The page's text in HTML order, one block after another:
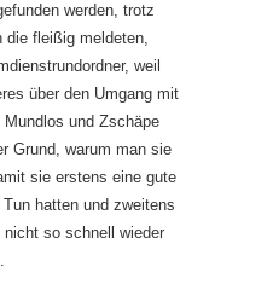
werden, trotz
die fleißig meldeten,
weil
über den Umgang mit
Mundlos und Zschäpe
Grund, warum man sie
sie erstens eine gute
hatten und zweitens
so schnell wieder